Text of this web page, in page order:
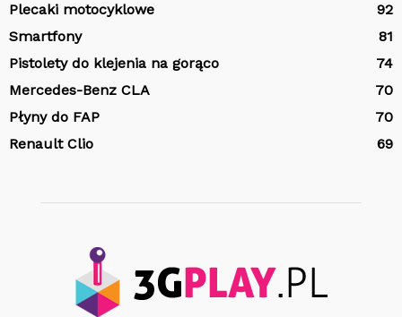
Plecaki motocyklowe
92
Smartfony
81
Pistolety do klejenia na gorąco
74
Mercedes-Benz CLA
70
Płyny do FAP
70
Renault Clio
69